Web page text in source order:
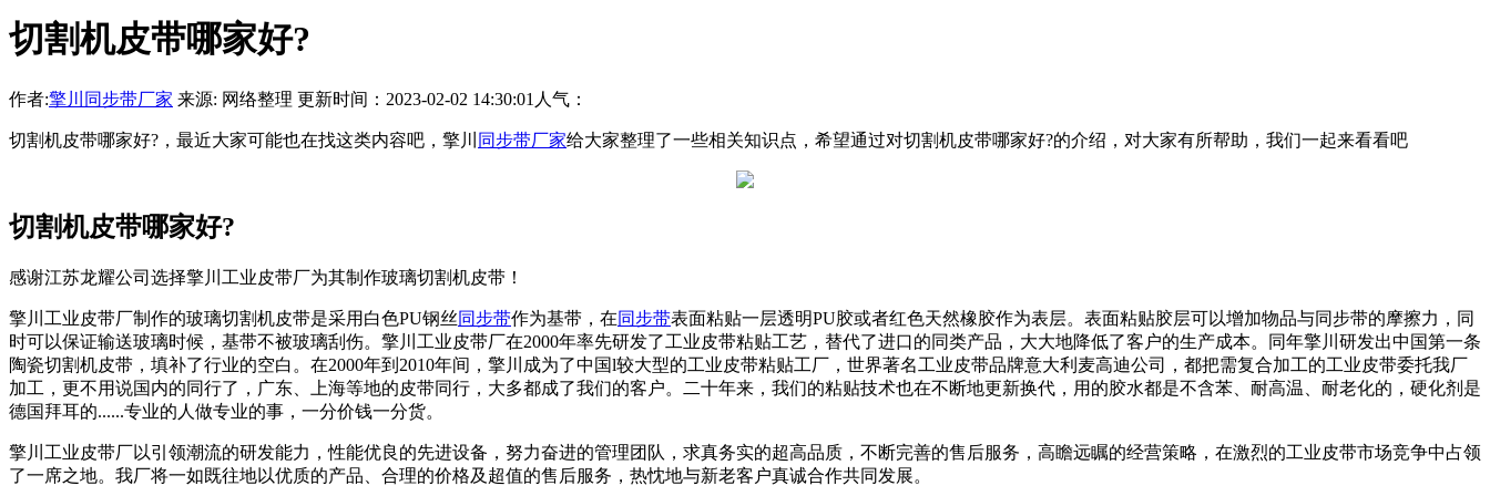
切割机皮带哪家好?
作者:擎川同步带厂家 来源: 网络整理 更新时间：2023-02-02 14:30:01 人气：
切割机皮带哪家好?，最近大家可能也在找这类内容吧，擎川 同步带厂家给大家整理了一些相关知识点，希望通过对切割机皮带哪家好?的介绍，对大家有所帮助，我们一起来看看吧
切割机皮带哪家好?
感谢江苏龙耀公司选择擎川工业皮带厂为其制作玻璃切割机皮带！
擎川工业皮带厂制作的玻璃切割机皮带是采用白色PU钢丝同步带作为基带，在同步带表面粘贴一层透明PU胶或者红色天然橡胶作为表层。表面粘贴胶层可以增加物品与同步带的摩擦力，同
时可以保证输送玻璃时候，基带不被玻璃刮伤。擎川工业皮带厂在2000年率先研发了工业皮带粘贴工艺，替代了进口的同类产品，大大地降低了客户的生产成本。同年擎川研发出中国第一条
陶瓷切割机皮带，填补了行业的空白。在2000年到2010年间，擎川成为了中国l较大型的工业皮带粘贴工厂，世界著名工业皮带品牌意大利麦高迪公司，都把需复合加工的工业皮带委托我厂
加工，更不用说国内的同行了，广东、上海等地的皮带同行，大多都成了我们的客户。二十年来，我们的粘贴技术也在不断地更新换代，用的胶水都是不含苯、耐高温、耐老化的，硬化剂是
德国拜耳的......专业的人做专业的事，一分价钱一分货。
擎川工业皮带厂以引领潮流的研发能力，性能优良的先进设备，努力奋进的管理团队，求真务实的超高品质，不断完善的售后服务，高瞻远瞩的经营策略，在激烈的工业皮带市场竞争中占领
了一席之地。我厂将一如既往地以优质的产品、合理的价格及超值的售后服务，热忱地与新老客户真诚合作共同发展。